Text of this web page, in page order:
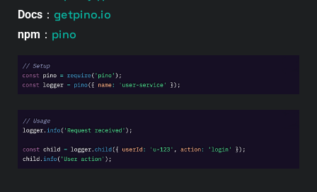
Docs ： getpino.io
npm ： pino